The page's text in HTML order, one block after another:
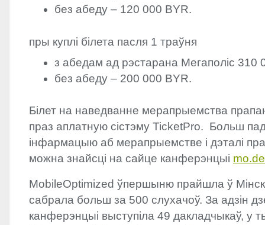
без абеду – 120 000 BYR.
пры куплі білета пасля 1 траўня
з абедам ад рэстарана Мегаполіс 310
без абеду – 200 000 BYR.
Білет на наведванне мерапрыемства
праз аплатную сістэму TicketPro. Больш
інфармацыю аб мерапрыемстве і дэталі
можна знайсці на сайце канферэнцыі
MobileOptimized ўпершыню прайшла ў
сабрала больш за 500 слухачоў. За адзін
канферэнцыі выступіла 49 дакладчыкаў, у